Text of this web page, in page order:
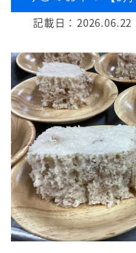
記載日： 2026.06.22